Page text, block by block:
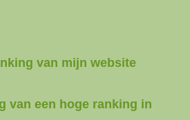
van mijn website
van een hoge ranking in